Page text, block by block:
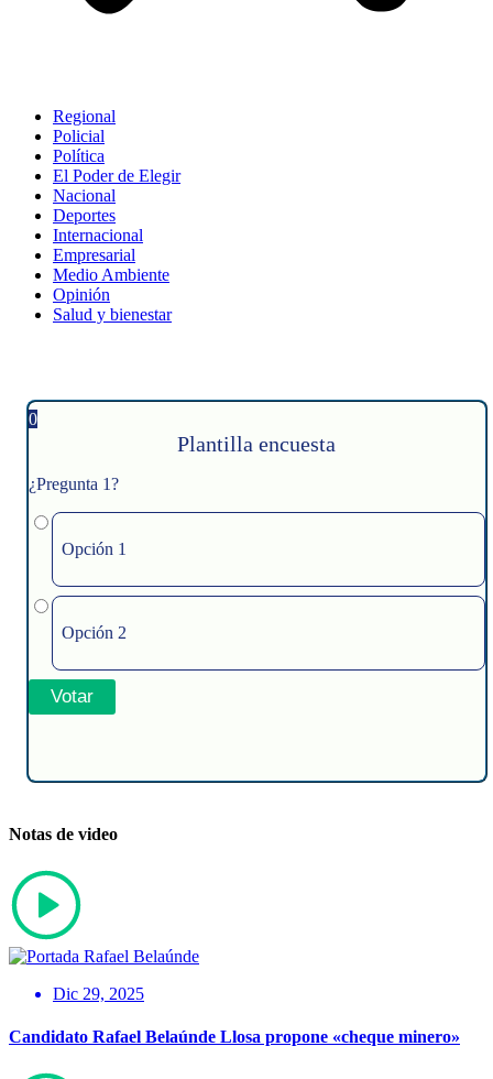
Regional
Policial
Política
El Poder de Elegir
Nacional
Deportes
Internacional
Empresarial
Medio Ambiente
Opinión
Salud y bienestar
0
Plantilla encuesta
¿Pregunta 1?
Opción 1
Opción 2
Notas de video
Dic 29, 2025
Candidato Rafael Belaúnde Llosa propone «cheque minero»